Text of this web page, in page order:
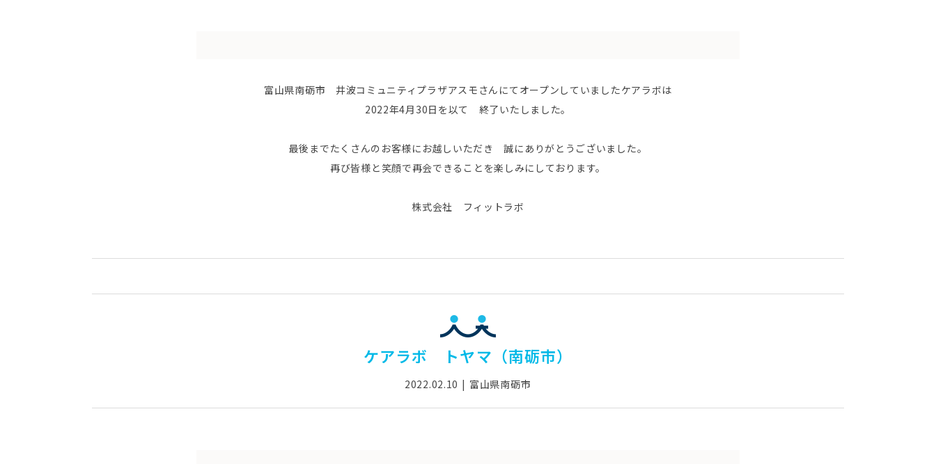
富山県南砺市 井波コミュニティプラザアスモさんにてオープンしていましたケアラボは
2022年4月30日を以て 終了いたしました。
最後までたくさんのお客様にお越しいただき 誠にありがとうございました。
再び皆様と笑顔で再会できることを楽しみにしております。
株式会社 フィットラボ
ケアラボ トヤマ（南砺市）
2022.02.10 富山県南砺市